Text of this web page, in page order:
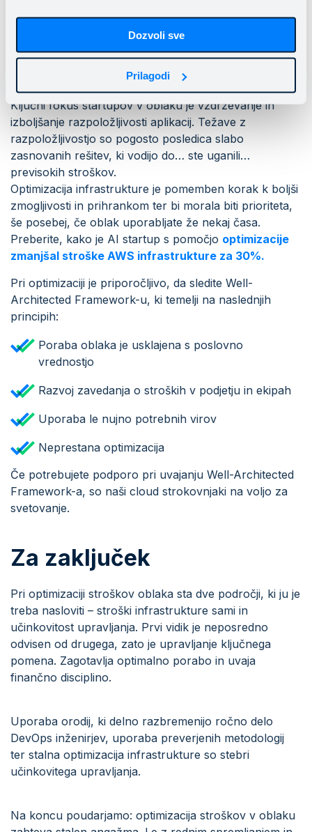
Dozvoli sve
Prilagodi
Optimizacija
infrastrukture: Well-
Architected Framework
Ključni fokus startupov v oblaku je vzdrževanje in
izboljšanje razpoložljivosti aplikacij. Težave z
razpoložljivostjo so pogosto posledica slabo
zasnovanih rešitev, ki vodijo do… ste uganili…
previsokih stroškov.
Optimizacija infrastrukture je pomemben korak k boljši
zmogljivosti in prihrankom ter bi morala biti prioriteta,
še posebej, če oblak uporabljate že nekaj časa.
Preberite, kako je AI startup s pomočjo optimizacije
zmanjšal stroške AWS infrastrukture za 30%.
Pri optimizaciji je priporočljivo, da sledite Well-
Architected Framework-u, ki temelji na naslednjih
principih:
Poraba oblaka je usklajena s poslovno
vrednostjo
Razvoj zavedanja o stroških v podjetju in ekipah
Uporaba le nujno potrebnih virov
Neprestana optimizacija
Če potrebujete podporo pri uvajanju Well-Architected
Framework-a, so naši cloud strokovnjaki na voljo za
svetovanje.
Za zaključek
Pri optimizaciji stroškov oblaka sta dve področji, ki ju je
treba nasloviti – stroški infrastrukture sami in
učinkovitost upravljanja. Prvi vidik je neposredno
odvisen od drugega, zato je upravljanje ključnega
pomena. Zagotavlja optimalno porabo in uvaja
finančno disciplino.
Uporaba orodij, ki delno razbremenijo ročno delo
DevOps inženirjev, uporaba preverjenih metodologij
ter stalna optimizacija infrastrukture so stebri
učinkovitega upravljanja.
Na koncu poudarjamo: optimizacija stroškov v oblaku